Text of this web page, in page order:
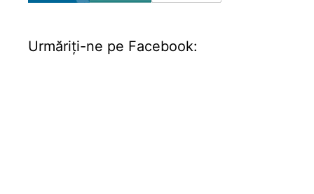
Urmăriţi-ne pe Facebook: